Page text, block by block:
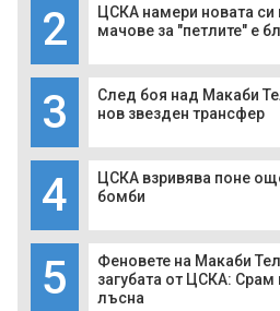
2
ЦСКА намери новата си
мачове за "петлите" е
3
След боя над Макаби
нов звезден трансфер
4
ЦСКА взривява поне
бомби
5
Феновете на Макаби
загубата от ЦСКА: Срам
лъсна